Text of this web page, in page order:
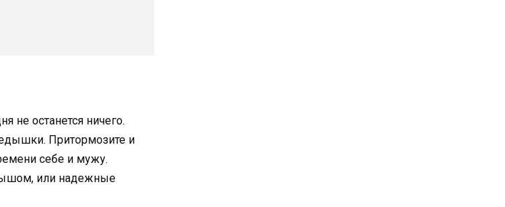
не останется ничего.
Притормозите и
себе и мужу.
или надежные